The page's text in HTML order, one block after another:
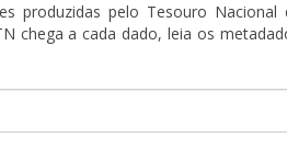
produzidas pelo Tesouro
chega a cada dado, leia os